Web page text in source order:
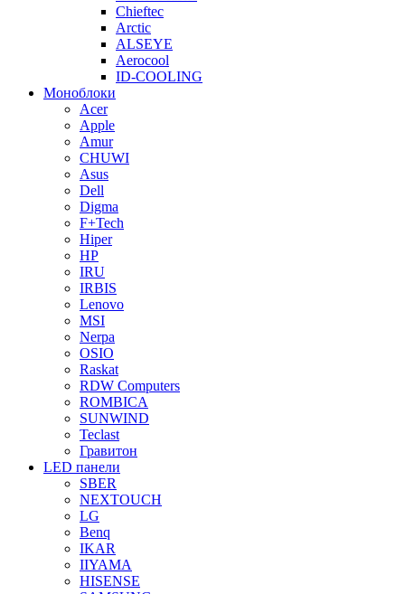
Chieftec
Arctic
ALSEYE
Aerocool
ID-COOLING
Моноблоки
Acer
Apple
Amur
CHUWI
Asus
Dell
Digma
F+Tech
Hiper
HP
IRU
IRBIS
Lenovo
MSI
Nerpa
OSIO
Raskat
RDW Computers
ROMBICA
SUNWIND
Teclast
Гравитон
LED панели
SBER
NEXTOUCH
LG
Benq
IKAR
IIYAMA
HISENSE